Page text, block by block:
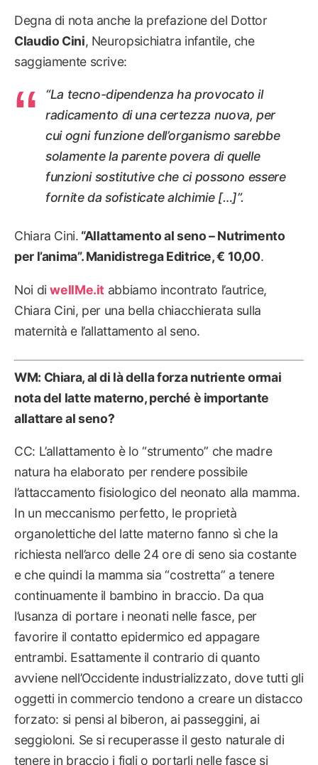
Degna di nota anche la prefazione del Dottor
Claudio Cini, Neuropsichiatra infantile, che
saggiamente scrive:
“La tecno-dipendenza ha provocato il
radicamento di una certezza nuova, per
cui ogni funzione dell’organismo sarebbe
solamente la parente povera di quelle
funzioni sostitutive che ci possono essere
fornite da sofisticate alchimie […]”.
Chiara Cini. “Allattamento al seno – Nutrimento
per l’anima”. Manidistrega Editrice, € 10,00.
Noi diwellMe.it abbiamo incontrato l’autrice,
Chiara Cini, per una bella chiacchierata sulla
maternità e l’allattamento al seno.
WM: Chiara, al di là della forza nutriente ormai
nota del latte materno, perché è importante
allattare al seno?
CC: L’allattamento è lo “strumento” che madre
natura ha elaborato per rendere possibile
l’attaccamento fisiologico del neonato alla mamma.
In un meccanismo perfetto, le proprietà
organolettiche del latte materno fanno sì che la
richiesta nell’arco delle 24 ore di seno sia costante
e che quindi la mamma sia “costretta” a tenere
continuamente il bambino in braccio. Da qua
l’usanza di portare i neonati nelle fasce, per
favorire il contatto epidermico ed appagare
entrambi. Esattamente il contrario di quanto
avviene nell’Occidente industrializzato, dove tutti gli
oggetti in commercio tendono a creare un distacco
forzato: si pensi al biberon, ai passeggini, ai
seggioloni. Se si recuperasse il gesto naturale di
tenere in braccio i figli o portarli nelle fasce si